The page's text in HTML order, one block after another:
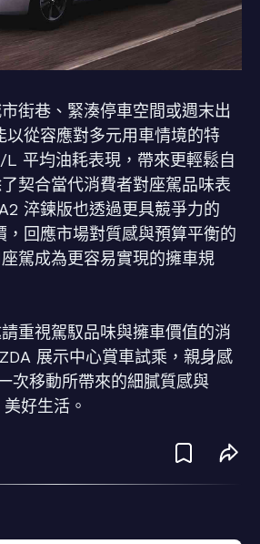
街巷、緊湊停車空間或週末出
以從容應對多元用車情境的特
平均油耗表現，帶來更輕鬆自
契合當代消費者對座駕品味表
淬鍊版也透過更具競爭力的
回應市場對質感與預算平衡的
駕成為更容易實現的擁車規
重視駕馭品味與擁車價值的消
展示中心賞車試乘，親身感
次移動所帶來的細膩質感與
好生活。